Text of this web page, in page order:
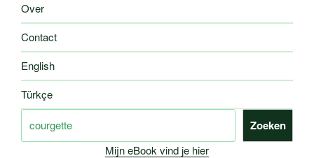
Over
Contact
English
Türkçe
Zoeken
Mijn eBook vind je hier